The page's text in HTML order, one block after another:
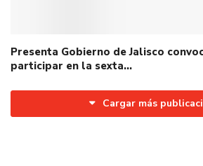
Presenta Gobierno de Jalisco
participar en la sexta…
Cargar más